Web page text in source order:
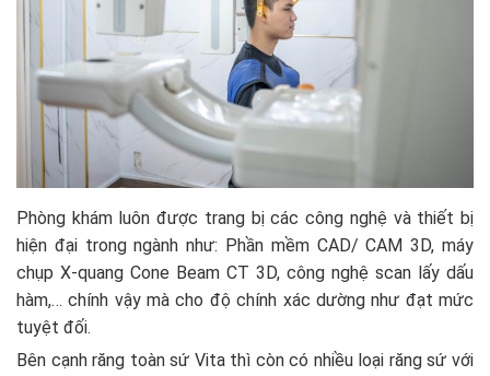
Phòng khám luôn được trang bị các công nghệ và thiết bị
hiện đại trong ngành như: Phần mềm CAD/ CAM 3D, máy
chụp X-quang Cone Beam CT 3D, công nghệ scan lấy dấu
hàm,… chính vậy mà cho độ chính xác dường như đạt mức
tuyệt đối.
Bên cạnh răng toàn sứ Vita thì còn có nhiều loại răng sứ với